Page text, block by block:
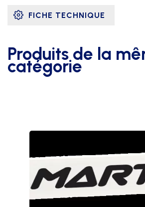
FICHE TECHNIQUE
Produits de la
catégorie